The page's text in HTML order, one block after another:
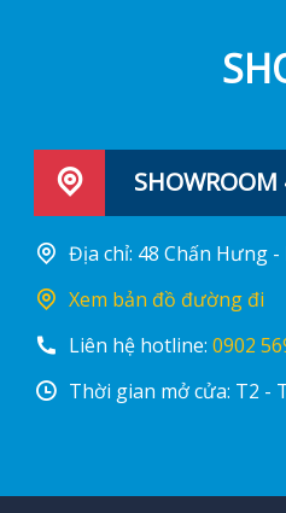
Địa chỉ: 48 Chấn Hưng
Xem bản đồ đường đi
Liên hệ hotline: 0902
Thời gian mở cửa: T2 -